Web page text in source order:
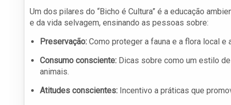
Um dos pilares do “Bicho é Cultura” é a educação
e da vida selvagem, ensinando as pessoas sobre:
Preservação: Como proteger a fauna e a flora local
Consumo consciente: Dicas sobre como um estilo
animais.
Atitudes conscientes: Incentivo a práticas que